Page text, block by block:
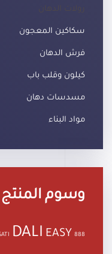
سكاكين المعجون
فرش الدهان
كيلون وقلب باب
مسدسات دهان
مواد البناء
وسوم المنتج
888
DALI EASY